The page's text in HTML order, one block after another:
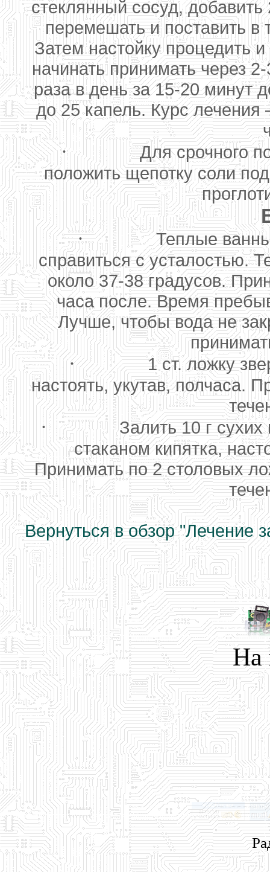
стеклянный сосуд, добавить
перемешать и поставить
Затем настойку процедить
начинать принимать через
раза в день за 15-20 минут
до 25 капель. Курс
·
Для срочного
положить щепотку соли
·
Теплые
справиться с усталостью.
около 37-38 градусов.
часа после. Время
Лучше, чтобы вода не
·
1 ст. ложку
настоять, укутав, полчаса.
·
Залить 10 г
стаканом кипятка,
Принимать по 2 столовых
Вернуться в обзор "Лечение
На